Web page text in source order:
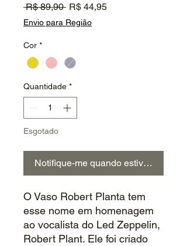
R$ 89,90 Preço
normal
R$ 44,95Preço
Envio para Região
Cor *
Quantidade *
Esgotado
Notifique-me quando estiver
O Vaso Robert Planta tem
esse nome em homenagem
ao vocalista do Led Zeppelin,
Robert Plant. Ele foi criado